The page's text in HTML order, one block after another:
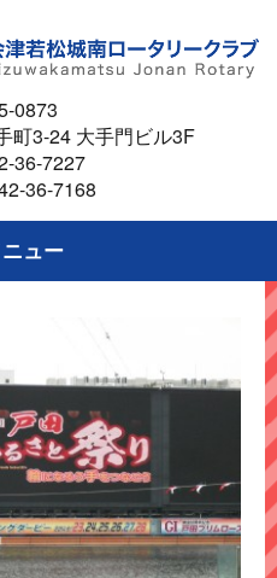
0873
町3-24 大手門ビル3F
36-7227
36-7168
ュー